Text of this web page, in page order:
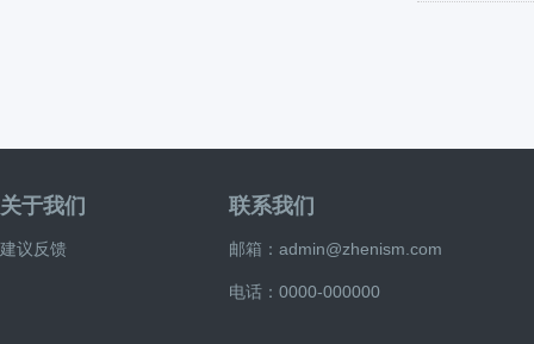
关于我们
建议反馈
联系我们
邮箱：admin@zhenism.com
电话：0000-000000